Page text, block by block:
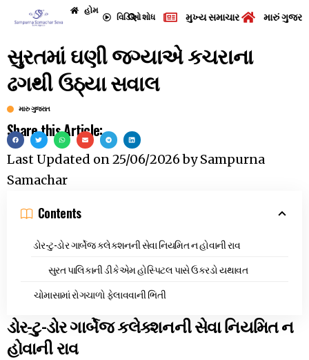
હોમ
વિડિઓશોધ મુખ્ય સમાચાર મારું
સુરતમાં ઘણી જગ્યાએ કચરાના
ઢગથી ઉઠ્યા સવાલ
મારુ ગુજરાત
Share this Article:
Last Updated on25/06/2026bySampurna
Samachar
Contents
ડોર-ટુ-ડોર ગાર્બેજ કલેક્શનની સેવા નિયમિત ન હોવાની રાવ
સુરત પાલિકાની ડીકેએમ હોસ્પિટલ પાસે ઉકરડો યથાવત
ચોમાસામાં રોગચાળો ફેલાવવાની ભિતી
ડોર-ટુ-ડોર ગાર્બેજ કલેક્શનની સેવા નિયમિત ન
હોવાની રાવ